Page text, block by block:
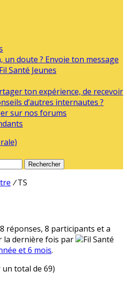
un doute ? Envoie ton message
Santé Jeunes
ton expérience, de recevoir
d’autres internautes ?
sur nos forums
Rechercher
/ TS
réponses, 8 participants et a
la dernière fois par
Fil Santé
et 6 mois.
un total de 69)